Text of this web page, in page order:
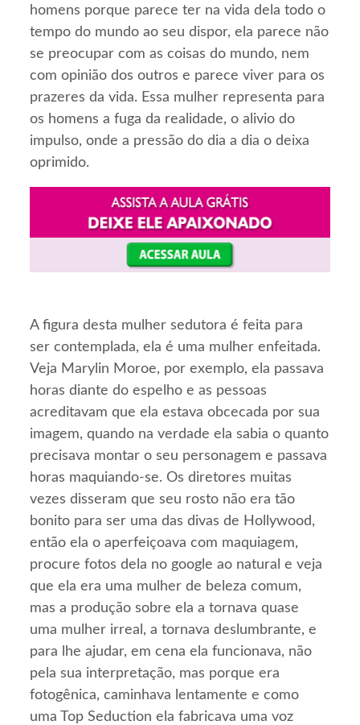
homens porque parece ter na vida dela todo o
tempo do mundo ao seu dispor, ela parece não
se preocupar com as coisas do mundo, nem
com opinião dos outros e parece viver para os
prazeres da vida. Essa mulher representa para
os homens a fuga da realidade, o alivio do
impulso, onde a pressão do dia a dia o deixa
oprimido.
A figura desta mulher sedutora é feita para
ser contemplada, ela é uma mulher enfeitada.
Veja Marylin Moroe, por exemplo, ela passava
horas diante do espelho e as pessoas
acreditavam que ela estava obcecada por sua
imagem, quando na verdade ela sabia o quanto
precisava montar o seu personagem e passava
horas maquiando-se. Os diretores muitas
vezes disseram que seu rosto não era tão
bonito para ser uma das divas de Hollywood,
então ela o aperfeiçoava com maquiagem,
procure fotos dela no google ao natural e veja
que ela era uma mulher de beleza comum,
mas a produção sobre ela a tornava quase
uma mulher irreal, a tornava deslumbrante, e
para lhe ajudar, em cena ela funcionava, não
pela sua interpretação, mas porque era
fotogênica, caminhava lentamente e como
uma Top Seduction ela fabricava uma voz